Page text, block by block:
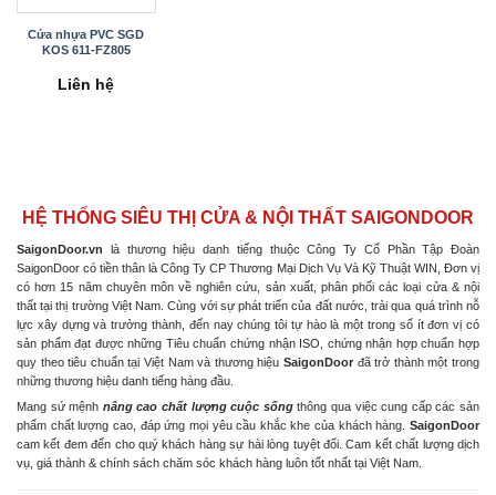
Cửa nhựa PVC SGD
KOS 611-FZ805
Liên hệ
HỆ THỐNG SIÊU THỊ CỬA & NỘI THẤT SAIGONDOOR
SaigonDoor.vn là thương hiệu danh tiếng thuộc Công Ty Cổ Phần Tập Đoàn
SaigonDoor có tiền thân là Công Ty CP Thương Mại Dịch Vụ Và Kỹ Thuật WIN, Đơn vị
có hơn 15 năm chuyên môn về nghiên cứu, sản xuất, phân phối các loại cửa & nội
thất tại thị trường Việt Nam. Cùng với sự phát triển của đất nước, trải qua quá trình nỗ
lực xây dựng và trưởng thành, đến nay chúng tôi tự hào là một trong số ít đơn vị có
sản phẩm đạt được những Tiêu chuẩn chứng nhận ISO, chứng nhận hợp chuẩn hợp
quy theo tiêu chuẩn tại Việt Nam và thương hiệu SaigonDoor đã trở thành một trong
những thương hiệu danh tiếng hàng đầu.
Mang sứ mệnh nâng cao chất lượng cuộc sốngthông qua việc cung cấp các sản
phẩm chất lượng cao, đáp ứng mọi yêu cầu khắc khe của khách hàng. SaigonDoor
cam kết đem đến cho quý khách hàng sự hài lòng tuyệt đối. Cam kết chất lượng dịch
vụ, giá thành & chính sách chăm sóc khách hàng luôn tốt nhất tại Việt Nam.